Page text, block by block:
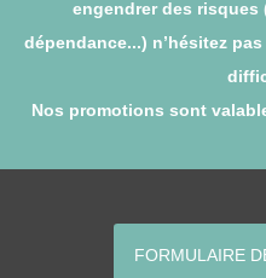
engendrer des risques
dépendance...) n’hésitez
Nos promotions sont
FORMULAIRE